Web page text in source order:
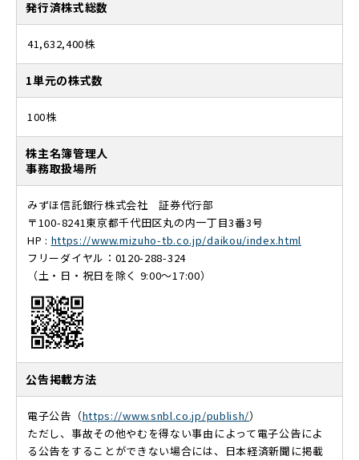
発行済株式総数
41,632,400株
1単元の株式数
100株
株主名簿管理人
事務取扱場所
みずほ信託銀行株式会社 証券代行部
〒100-8241東京都千代田区丸の内一丁目3番3号
HP : https://www.mizuho-tb.co.jp/daikou/index.html
フリーダイヤル：0120-288-324
（土・⽇・祝⽇を除く 9:00〜17:00）
公告掲載方法
電子公告（https://www.snbl.co.jp/publish/）
ただし、事故その他やむを得ない事由によって電子公告によ
る公告をすることができない場合には、日本経済新聞に掲載